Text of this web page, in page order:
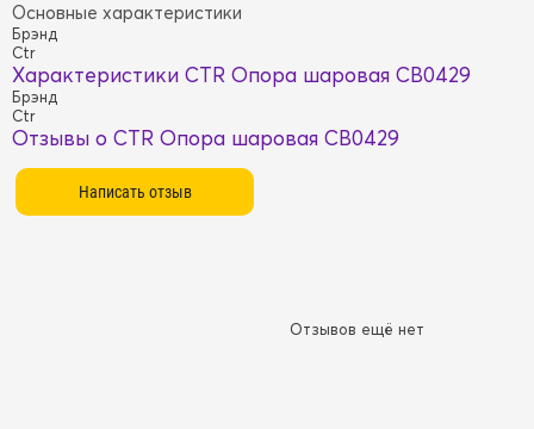
Основные характеристики
Брэнд
Ctr
Характеристики CTR Опора шаровая CB0429
Брэнд
Ctr
Отзывы о CTR Опора шаровая CB0429
Отзывов ещё нет